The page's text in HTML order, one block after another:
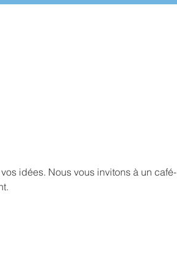
idées. Nous vous invitons à un café-